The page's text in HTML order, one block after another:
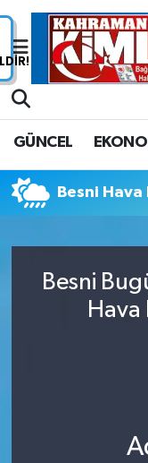
GÜNCEL
Besni Hava
Besni
Hava
Nöbetçi
Trafik Durumu
Süper Lig
Tüm Manşetler